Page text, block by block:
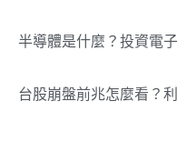
半導體是什麼？投資電
台股崩盤前兆怎麼看？